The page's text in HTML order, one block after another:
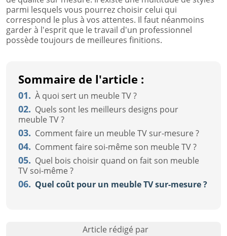
parmi lesquels vous pourrez choisir celui qui
correspond le plus à vos attentes. Il faut néanmoins
garder à l'esprit que le travail d'un professionnel
possède toujours de meilleures finitions.
Sommaire de l'article :
01. À quoi sert un meuble TV ?
02. Quels sont les meilleurs designs pour
meuble TV ?
03. Comment faire un meuble TV sur-mesure ?
04. Comment faire soi-même son meuble TV ?
05. Quel bois choisir quand on fait son meuble
TV soi-même ?
06. Quel coût pour un meuble TV sur-mesure ?
Article rédigé par